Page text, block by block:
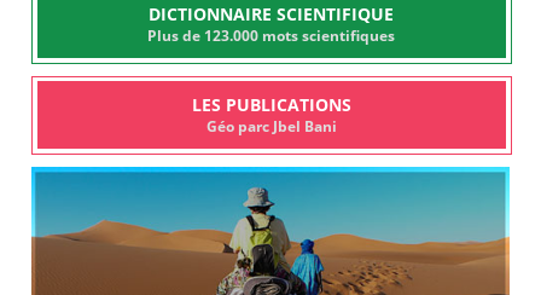
DICTIONNAIRE SCIENTIFIQUE
Plus de 123.000 mots scientifiques
LES PUBLICATIONS
Géo parc Jbel Bani